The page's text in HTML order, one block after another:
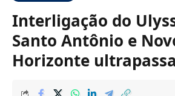
Interligação do
Santo Antônio e
Horizonte